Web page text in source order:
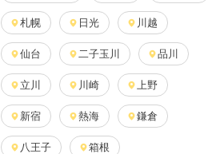
札幌 日光 川越
仙台 二子玉川 品川
立川 川崎 上野
新宿 熱海 鎌倉
八王子 箱根